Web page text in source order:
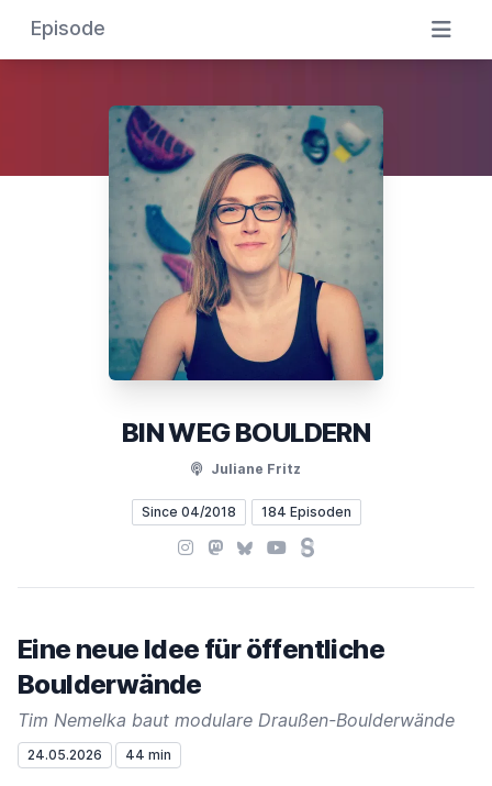
Episode
BIN WEG BOULDERN
Juliane Fritz
Since 04/2018 184 Episoden
Instagram
Mastodon
BlueskyYouTubeSteady
Eine neue Idee für öffentliche
Boulderwände
Tim Nemelka baut modulare Draußen-Boulderwände
24.05.2026 44 min